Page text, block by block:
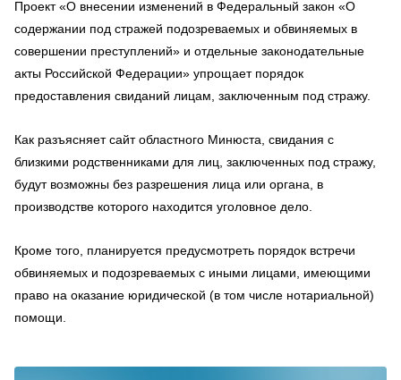
Проект «О внесении изменений в Федеральный закон «О
содержании под стражей подозреваемых и обвиняемых в
совершении преступлений» и отдельные законодательные
акты Российской Федерации» упрощает порядок
предоставления свиданий лицам, заключенным под стражу.
Как разъясняет сайт областного Минюста, свидания с
близкими родственниками для лиц, заключенных под стражу,
будут возможны без разрешения лица или органа, в
производстве которого находится уголовное дело.
Кроме того, планируется предусмотреть порядок встречи
обвиняемых и подозреваемых с иными лицами, имеющими
право на оказание юридической (в том числе нотариальной)
помощи.